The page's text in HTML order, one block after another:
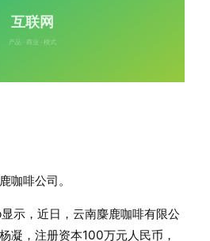
咖啡公司。
示，近日，云南麋鹿咖啡有限公
凝，注册资本100万元人民币，